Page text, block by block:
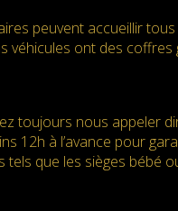
peuvent accueillir
véhicules ont des
toujours nous appeler
12h à l’avance pour
que les sièges bébé